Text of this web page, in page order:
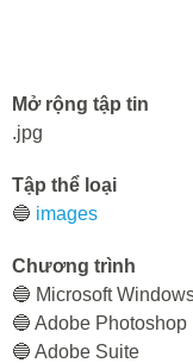
Mở rộng tập tin
.jpg
Tập thể loại
🔵 images
Chương trình
🔵 Microsoft
🔵 Adobe Photoshop
🔵 Adobe Suite